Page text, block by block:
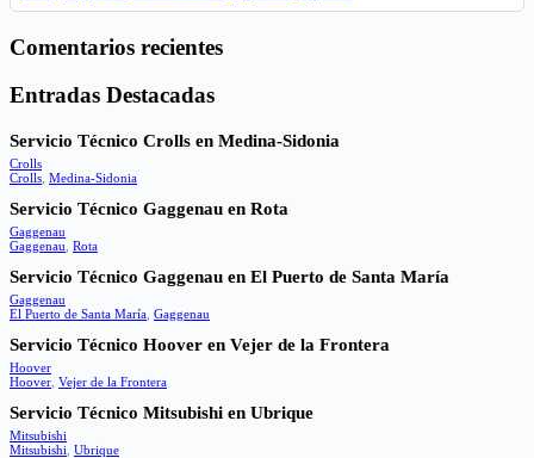
Comentarios recientes
Entradas Destacadas
Servicio Técnico Crolls en Medina-Sidonia
Crolls
Crolls Medina-Sidonia
Servicio Técnico Gaggenau en Rota
Gaggenau
Gaggenau Rota
Servicio Técnico Gaggenau en El Puerto de Santa María
Gaggenau
El Puerto de Santa María Gaggenau
Servicio Técnico Hoover en Vejer de la Frontera
Hoover
Hoover Vejer de la Frontera
Servicio Técnico Mitsubishi en Ubrique
Mitsubishi
Mitsubishi Ubrique